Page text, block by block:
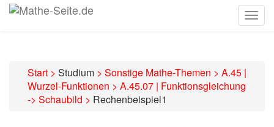
Start > Studium > Sonstige Mathe-Themen > A.45 |
Wurzel-Funktionen > A.45.07 | Funktionsgleichung
-> Schaubild > Rechenbeispiel1